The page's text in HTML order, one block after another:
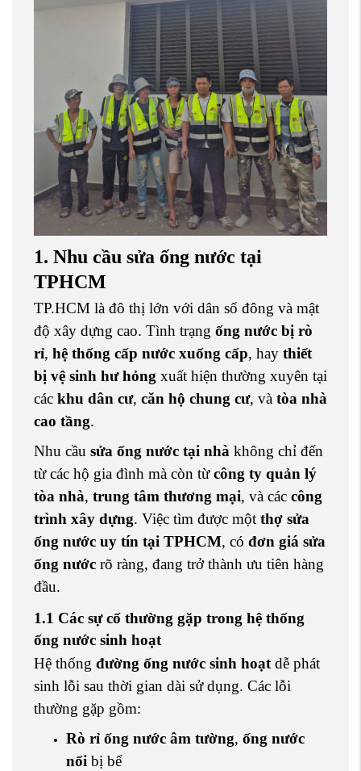
1. Nhu cầu sửa ống nước tại
TPHCM
TP.HCM là đô thị lớn với dân số đông và mật
độ xây dựng cao. Tình trạng ống nước bị rò
rỉ, hệ thống cấp nước xuống cấp, hay thiết
bị vệ sinh hư hỏng xuất hiện thường xuyên tại
các khu dân cư, căn hộ chung cư, và tòa nhà
cao tầng.
Nhu cầu sửa ống nước tại nhà không chỉ đến
từ các hộ gia đình mà còn từcông ty quản lý
tòa nhà, trung tâm thương mại, và các công
trình xây dựng. Việc tìm được một thợ sửa
ống nước uy tín tại TPHCM, có đơn giá sửa
ống nước rõ ràng, đang trở thành ưu tiên hàng
đầu.
1.1 Các sự cố thường gặp trong hệ thống
ống nước sinh hoạt
Hệ thống đường ống nước sinh hoạtdễ phát
sinh lỗi sau thời gian dài sử dụng. Các lỗi
thường gặp gồm:
Rò rỉ ống nước âm tường, ống nước
nổi bị bể